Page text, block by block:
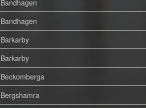
Bandhagen
Bandhagen
Barkarby
Barkarby
Beckomberga
Bergshamra